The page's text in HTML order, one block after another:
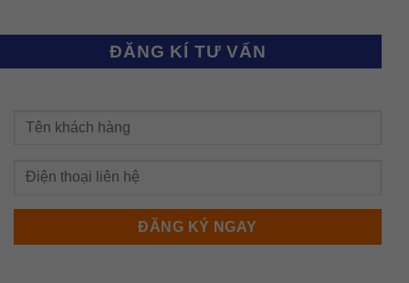
ĐĂNG KÍ TƯ VẤN